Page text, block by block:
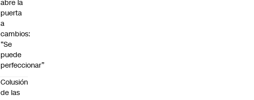
abre la
puerta
a
cambios:
“Se
puede
perfeccionar”
Colusión
de las